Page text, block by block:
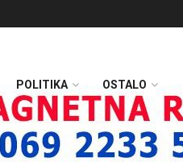
POLITIKA OSTALO